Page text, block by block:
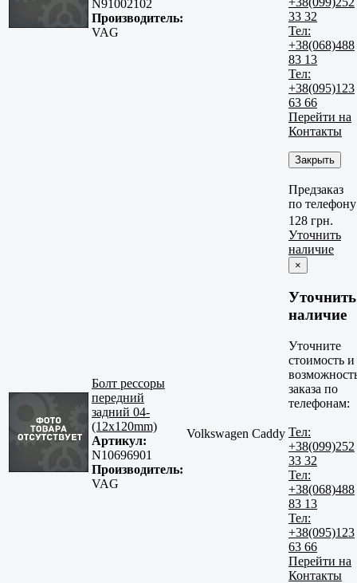
N91002102
Производитель:
VAG
33 32
Тел:
+38(068)488
83 13
Тел:
+38(095)123
63 66
Перейти на
Контакты
Закрыть
Предзаказ
по телефону
Болт рессоры
передний
задний 04-
(12x120mm)
Артикул:
N10696901
Производитель:
VAG
Volkswagen Caddy
128 грн.
Уточнить
наличие
×
Уточнить
наличие
Уточните
стоимость и
заказа по
телефонам:
Тел:
+38(099)252
33 32
Тел:
+38(068)488
83 13
Тел:
+38(095)123
63 66
Перейти на
Контакты